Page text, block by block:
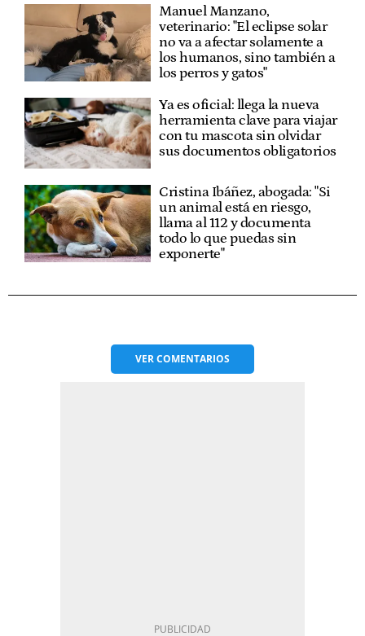
Manuel Manzano,
veterinario: "El eclipse solar
no va a afectar solamente a
los humanos, sino también a
los perros y gatos"
Ya es oficial: llega la nueva
herramienta clave para viajar
con tu mascota sin olvidar
sus documentos obligatorios
Cristina Ibáñez, abogada: "Si
un animal está en riesgo,
llama al 112 y documenta
todo lo que puedas sin
exponerte"
VERCOMENTARIOS